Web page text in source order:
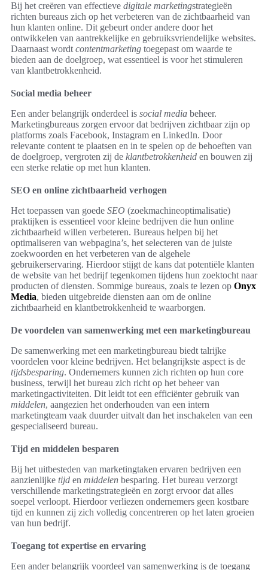
Bij het creëren van effectieve digitale marketingstrategieën
richten bureaus zich op het verbeteren van de zichtbaarheid van
hun klanten online. Dit gebeurt onder andere door het
ontwikkelen van aantrekkelijke en gebruiksvriendelijke websites.
Daarnaast wordt contentmarketing toegepast om waarde te
bieden aan de doelgroep, wat essentieel is voor het stimuleren
van klantbetrokkenheid.
Social media beheer
Een ander belangrijk onderdeel is social media beheer.
Marketingbureaus zorgen ervoor dat bedrijven zichtbaar zijn op
platforms zoals Facebook, Instagram en LinkedIn. Door
relevante content te plaatsen en in te spelen op de behoeften van
de doelgroep, vergroten zij de klantbetrokkenheid en bouwen zij
een sterke relatie op met hun klanten.
SEO en online zichtbaarheid verhogen
Het toepassen van goede SEO (zoekmachineoptimalisatie)
praktijken is essentieel voor kleine bedrijven die hun online
zichtbaarheid willen verbeteren. Bureaus helpen bij het
optimaliseren van webpagina’s, het selecteren van de juiste
zoekwoorden en het verbeteren van de algehele
gebruikerservaring. Hierdoor stijgt de kans dat potentiële klanten
de website van het bedrijf tegenkomen tijdens hun zoektocht naar
producten of diensten. Sommige bureaus, zoals te lezen op Onyx
Media, bieden uitgebreide diensten aan om de online
zichtbaarheid en klantbetrokkenheid te waarborgen.
De voordelen van samenwerking met een marketingbureau
De samenwerking met een marketingbureau biedt talrijke
voordelen voor kleine bedrijven. Het belangrijkste aspect is de
tijdsbesparing. Ondernemers kunnen zich richten op hun core
business, terwijl het bureau zich richt op het beheer van
marketingactiviteiten. Dit leidt tot een efficiënter gebruik van
middelen, aangezien het onderhouden van een intern
marketingteam vaak duurder uitvalt dan het inschakelen van een
gespecialiseerd bureau.
Tijd en middelen besparen
Bij het uitbesteden van marketingtaken ervaren bedrijven een
aanzienlijke tijd en middelen besparing. Het bureau verzorgt
verschillende marketingstrategieën en zorgt ervoor dat alles
soepel verloopt. Hierdoor verliezen ondernemers geen kostbare
tijd en kunnen zij zich volledig concentreren op het laten groeien
van hun bedrijf.
Toegang tot expertise en ervaring
Een ander belangrijk voordeel van samenwerking is de toegang